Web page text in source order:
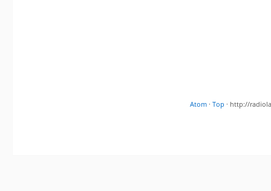
Atom · Top · http://